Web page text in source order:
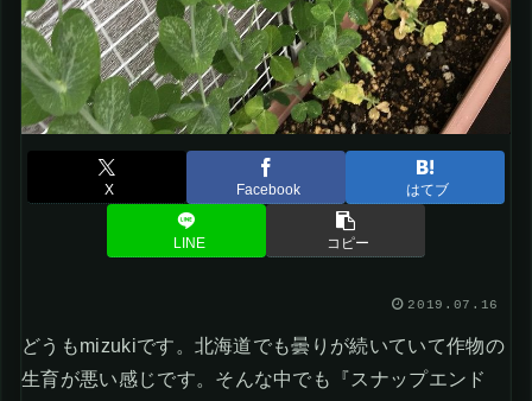
X Facebook はてブ
LINE コピー
2019.07.16
どうもmizukiです。北海道でも曇りが続いていて作物の
生育が悪い感じです。そんな中でも『スナップエンド